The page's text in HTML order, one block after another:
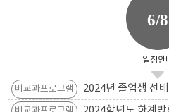
6/8
일정안
비교과프로그램 2024년 졸업생 선